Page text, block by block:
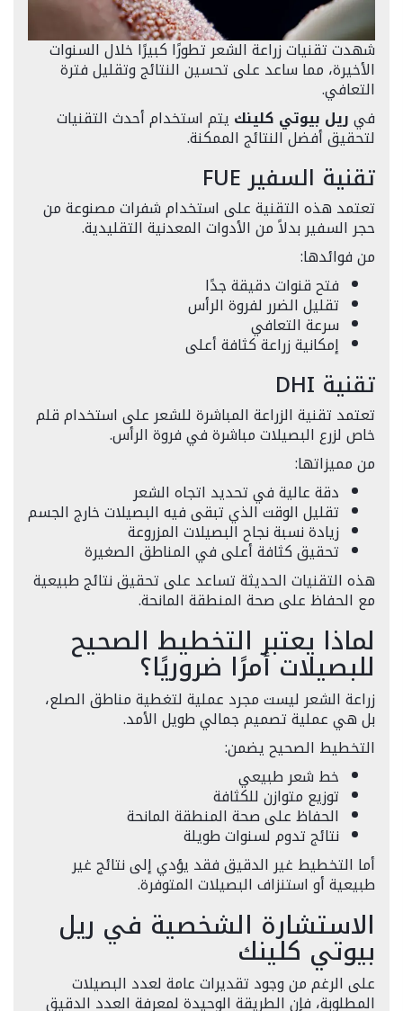
شهدت تقنيات زراعة الشعر تطورًا كبيرًا خلال السنوات
الأخيرة، مما ساعد على تحسين النتائج وتقليل فترة
التعافي.
فيريل بيوتي كلينك يتم استخدام أحدث التقنيات
لتحقيق أفضل النتائج الممكنة.
تقنية السفير FUE
تعتمد هذه التقنية على استخدام شفرات مصنوعة من
حجر السفير بدلاً من الأدوات المعدنية التقليدية.
من فوائدها:
فتح قنوات دقيقة جدًا
تقليل الضرر لفروة الرأس
سرعة التعافي
إمكانية زراعة كثافة أعلى
تقنية DHI
تعتمد تقنية الزراعة المباشرة للشعر على استخدام قلم
خاص لزرع البصيلات مباشرة في فروة الرأس.
من مميزاتها:
دقة عالية في تحديد اتجاه الشعر
تقليل الوقت الذي تبقى فيه البصيلات خارج الجسم
زيادة نسبة نجاح البصيلات المزروعة
تحقيق كثافة أعلى في المناطق الصغيرة
هذه التقنيات الحديثة تساعد على تحقيق نتائج طبيعية
مع الحفاظ على صحة المنطقة المانحة.
لماذا يعتبر التخطيط الصحيح
للبصيلات أمرًا ضروريًا؟
زراعة الشعر ليست مجرد عملية لتغطية مناطق الصلع،
بل هي عملية تصميم جمالي طويل الأمد.
التخطيط الصحيح يضمن:
خط شعر طبيعي
توزيع متوازن للكثافة
الحفاظ على صحة المنطقة المانحة
نتائج تدوم لسنوات طويلة
أما التخطيط غير الدقيق فقد يؤدي إلى نتائج غير
طبيعية أو استنزاف البصيلات المتوفرة.
الاستشارة الشخصية في ريل
بيوتي كلينك
على الرغم من وجود تقديرات عامة لعدد البصيلات
المطلوبة، فإن الطريقة الوحيدة لمعرفة العدد الدقيق